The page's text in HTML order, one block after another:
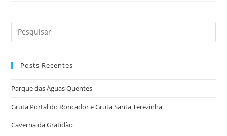
Posts Recentes
Parque das Águas Quentes
Gruta Portal do Roncador e Gruta Santa Terezinha
Caverna da Gratidão